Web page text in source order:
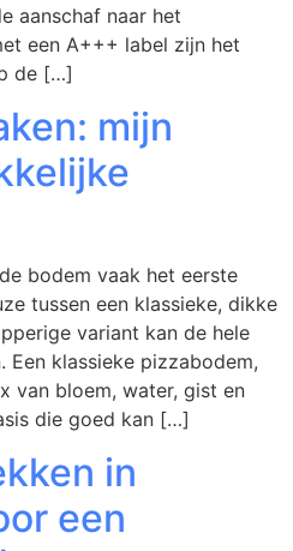
aanschaf naar het
een A+++ label zijn het
de […]
mijn
bodem vaak het eerste
tussen een klassieke, dikke
variant kan de hele
Een klassieke pizzabodem,
van bloem, water, gist en
die goed kan […]
in
een